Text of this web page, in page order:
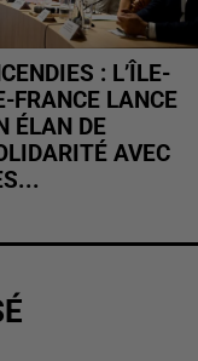
: L’ÎLE-
FRANCE LANCE
ÉLAN DE
AVEC